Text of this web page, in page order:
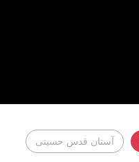
آستان قدس حسینی